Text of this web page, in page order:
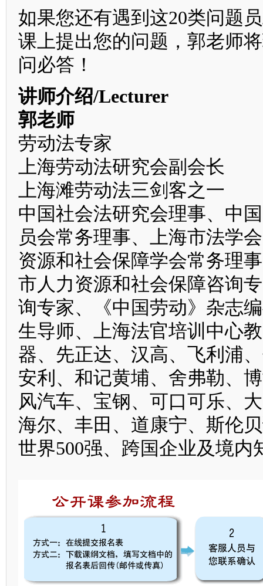
如果您还有遇到这20类问题
课上提出您的问题，郭老师
问必答！
讲师介绍/Lecturer
郭老师
劳动法专家
上海劳动法研究会副会长
上海滩劳动法三剑客之一
中国社会法研究会理事、中
员会常务理事、上海市法学
资源和社会保障学会常务理
市人力资源和社会保障咨询
询专家、《中国劳动》杂志
生导师、上海法官培训中心
器、先正达、汉高、飞利浦
安利、和记黄埔、舍弗勒、
风汽车、宝钢、可口可乐、
海尔、丰田、道康宁、斯伦
世界500强、跨国企业及境内